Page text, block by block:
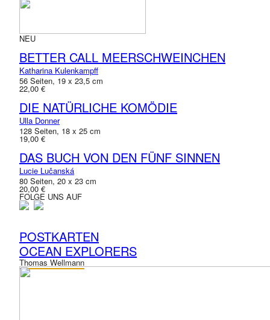
NEU
BETTER CALL MEERSCHWEINCHEN
Katharina Kulenkampff
56 Seiten, 19 x 23,5 cm
22,00 €
DIE NATÜRLICHE KOMÖDIE
Ulla Donner
128 Seiten, 18 x 25 cm
19,00 €
DAS BUCH VON DEN FÜNF SINNEN
Lucie Lučanská
80 Seiten, 20 x 23 cm
20,00 €
FOLGE UNS AUF
POSTKARTEN
OCEAN EXPLORERS
Thomas Wellmann